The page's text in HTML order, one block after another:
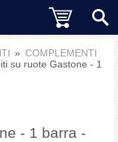
COMPLEMENTI
su ruote Gastone - 1
- 1 barra -